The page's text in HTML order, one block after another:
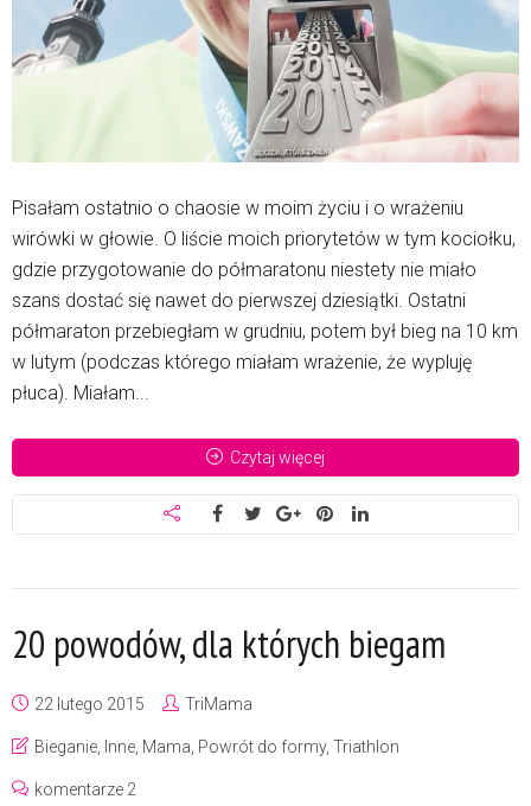
Pisałam ostatnio o chaosie w moim życiu i o wrażeniu
wirówki w głowie. O liście moich priorytetów w tym kociołku,
gdzie przygotowanie do półmaratonu niestety nie miało
szans dostać się nawet do pierwszej dziesiątki. Ostatni
półmaraton przebiegłam w grudniu, potem był bieg na 10 km
w lutym (podczas którego miałam wrażenie, że wypluję
płuca). Miałam...
Czytaj więcej
20 powodów, dla których biegam
22 lutego 2015 TriMama
Bieganie Inne Mama Powrót do formy, Triathlon
komentarze 2